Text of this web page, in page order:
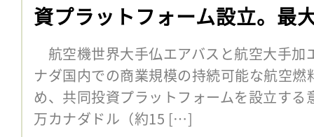
資プラットフォーム設立。最
航空機世界大手仏エアバスと航空大手加
ナダ国内での商業規模の持続可能な航空燃
め、共同投資プラットフォームを設立す
万カナダドル（約15 […]